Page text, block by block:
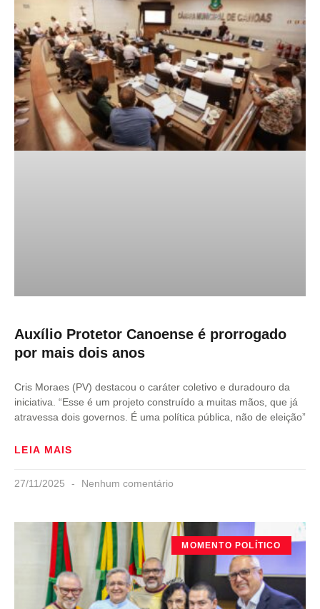
Auxílio Protetor Canoense é prorrogado
por mais dois anos
Cris Moraes (PV) destacou o caráter coletivo e duradouro da
iniciativa. “Esse é um projeto construído a muitas mãos, que já
atravessa dois governos. É uma política pública, não de eleição”
LEIA MAIS
27/11/2025 Nenhum comentário
MOMENTO POLÍTICO